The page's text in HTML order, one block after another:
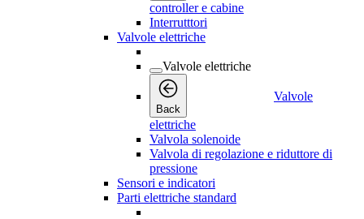
controller e cabine
Interrutttori
Valvole elettriche
Valvole elettriche
Back
Valvole
elettriche
Valvola solenoide
Valvola di regolazione e riduttore di
pressione
Sensori e indicatori
Parti elettriche standard